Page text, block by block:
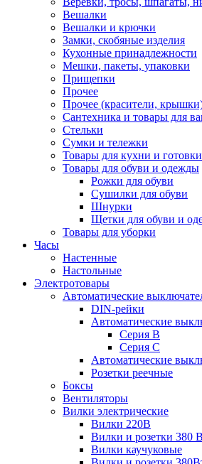
Вешалки
Вешалки и крючки
Замки, скобяные изделия
Кухонные принадлежности
Мешки, пакеты, упаковки
Прищепки
Прочее
Прочее (красители,
Сантехника и товары для
Стельки
Сумки и тележки
Товары для кухни и готовки
Товары для обуви и одежды
Рожки для обуви
Сушилки для обуви
Шнурки
Щетки для обуви и
Товары для уборки
Часы
Настенные
Настольные
Электротовары
Автоматические
DIN-рейки
Автоматические
Серия B
Серия С
Автоматические
Розетки реечные
Боксы
Вентиляторы
Вилки электрические
Вилки 220В
Вилки и розетки 380
Вилки каучуковые